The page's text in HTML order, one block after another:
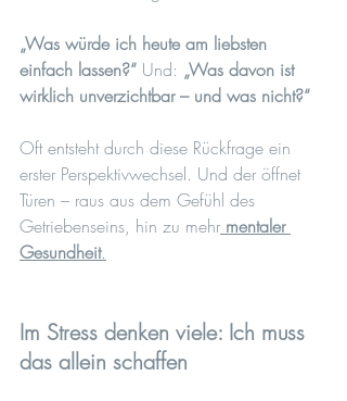
„Was würde ich heute am liebsten
einfach lassen?“ Und: „Was davon ist
wirklich unverzichtbar – und was nicht?“
Oft entsteht durch diese Rückfrage ein
erster Perspektivwechsel. Und der öffnet
Türen – raus aus dem Gefühl des
Getriebenseins, hin zu mehr mentaler
Gesundheit.
Im Stress denken viele: Ich muss
das allein schaffen